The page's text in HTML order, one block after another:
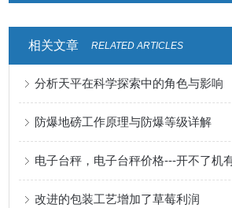
相关文章 RELATED ARTICLES
分析天平在科学探索中的角色与影响
防爆地磅工作原理与防爆等级详解
电子台秤，电子台秤价格---开不了机
改进的包装工艺增加了草莓利润